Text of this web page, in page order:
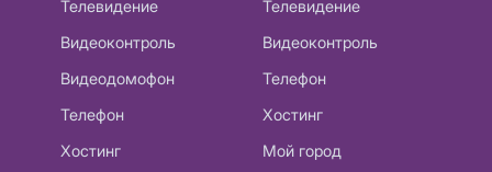
Телевидение
Видеоконтроль
Видеодомофон
Телефон
Хостинг
Телевидение
Видеоконтроль
Телефон
Хостинг
Мой город